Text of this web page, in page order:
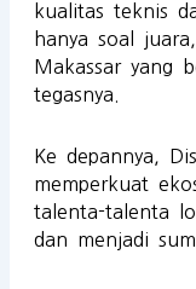
kualitas teknis
hanya soal
Makassar yang
tegasnya.
Ke depannya,
memperkuat
talenta-talenta
dan menjadi